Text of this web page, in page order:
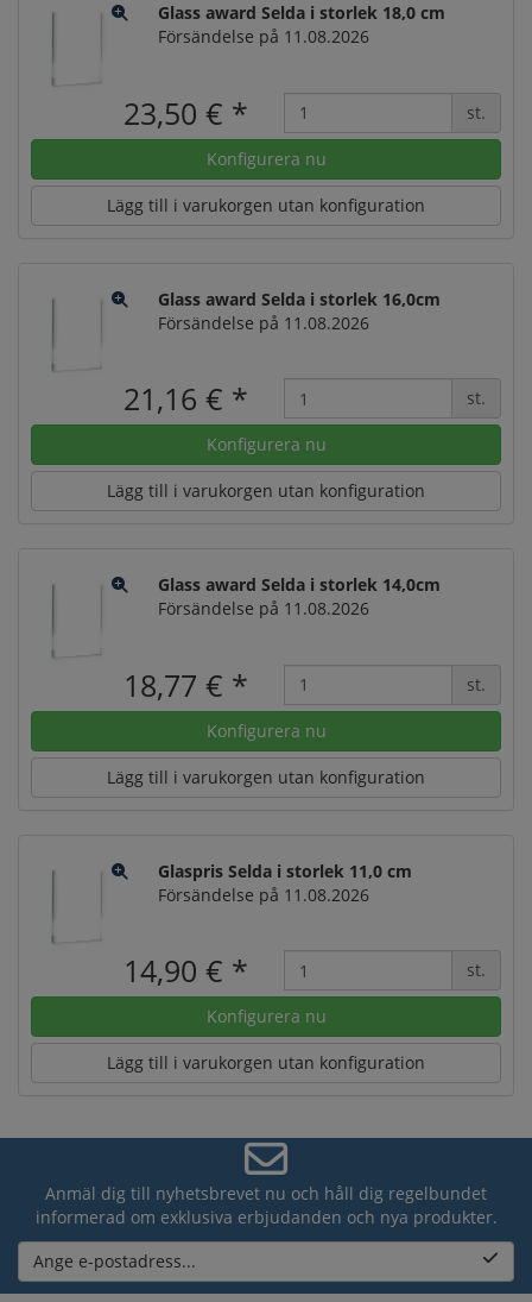
Glass award Selda i storlek 18,0 cm
Försändelse på 11.08.2026
23,50 € * st.
Konfigurera nu
Lägg till i varukorgen utan konfiguration
Glass award Selda i storlek 16,0cm
Försändelse på 11.08.2026
21,16 € * st.
Konfigurera nu
Lägg till i varukorgen utan konfiguration
Glass award Selda i storlek 14,0cm
Försändelse på 11.08.2026
18,77 € * st.
Konfigurera nu
Lägg till i varukorgen utan konfiguration
Glaspris Selda i storlek 11,0 cm
Försändelse på 11.08.2026
14,90 € * st.
Konfigurera nu
Lägg till i varukorgen utan konfiguration
Anmäl dig till nyhetsbrevet nu och håll dig regelbundet
informerad om exklusiva erbjudanden och nya produkter.
Ange e-postadress...